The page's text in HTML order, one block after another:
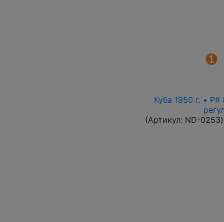
Куба 1950 г. •
(Артикул: ND-0253)